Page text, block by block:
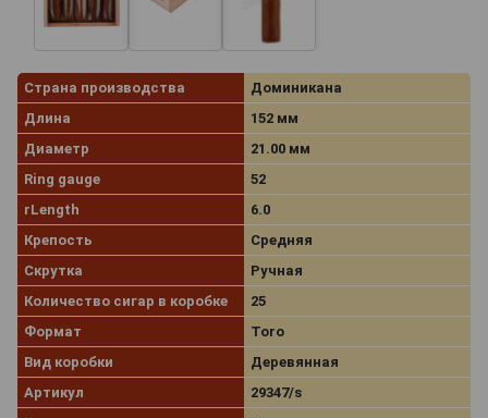
Страна производства
Доминикана
Длина
152 мм
Диаметр
21.00 мм
Ring gauge
52
rLength
6.0
Крепость
Средняя
Скрутка
Ручная
Количество сигар в коробке
25
Формат
Toro
Вид коробки
Деревянная
Артикул
29347/s